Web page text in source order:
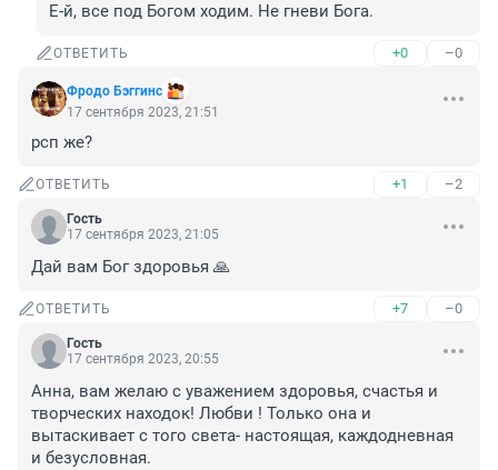
Е-й, все под Богом ходим. Не гневи Бога.
ОТВЕТИТЬ +0 –0
Фродо Бэггинс
17 сентября 2023, 21:51
рсп же?
ОТВЕТИТЬ +1 –2
Гость
17 сентября 2023, 21:05
Дай вам Бог здоровья 🙏
ОТВЕТИТЬ +7 –0
Гость
17 сентября 2023, 20:55
Анна, вам желаю с уважением здоровья, счастья и
творческих находок! Любви ! Только она и
вытаскивает с того света- настоящая, каждодневная
и безусловная.